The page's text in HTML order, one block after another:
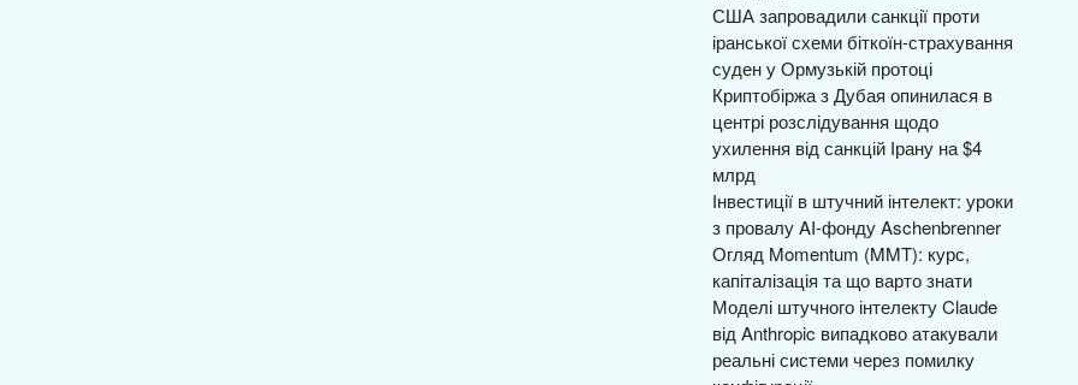
США запровадили санкції проти
іранської схеми біткоїн-страхування
суден у Ормузькій протоці
Криптобіржа з Дубая опинилася в
центрі розслідування щодо
ухилення від санкцій Ірану на $4
млрд
Інвестиції в штучний інтелект: уроки
з провалу AI-фонду Aschenbrenner
Огляд Momentum (MMT): курс,
капіталізація та що варто знати
Моделі штучного інтелекту Claude
від Anthropic випадково атакували
реальні системи через помилку